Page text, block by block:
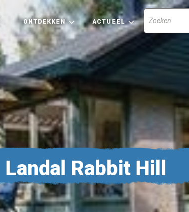
ONTDEKKEN ACTUEEL
Landal Rabbit Hill